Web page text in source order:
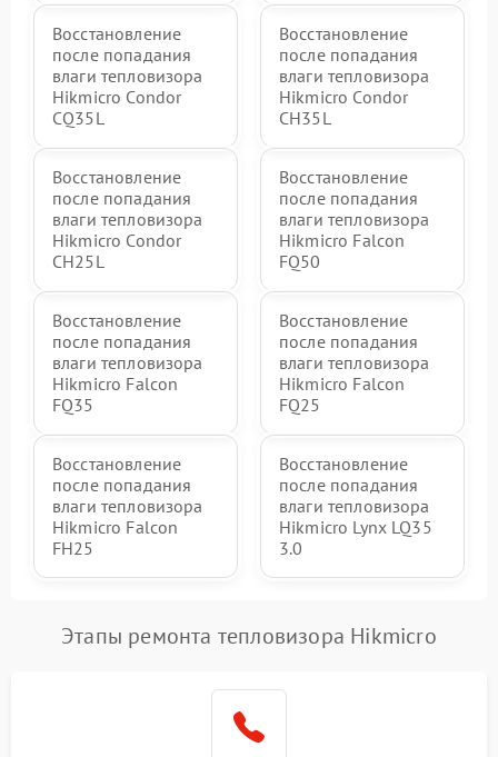
Восстановление
после попадания
влаги тепловизора
Hikmicro Condor
CQ35L
Восстановление
после попадания
влаги тепловизора
Hikmicro Condor
CH35L
Восстановление
после попадания
влаги тепловизора
Hikmicro Condor
CH25L
Восстановление
после попадания
влаги тепловизора
Hikmicro Falcon
FQ50
Восстановление
после попадания
влаги тепловизора
Hikmicro Falcon
FQ35
Восстановление
после попадания
влаги тепловизора
Hikmicro Falcon
FQ25
Восстановление
после попадания
влаги тепловизора
Hikmicro Falcon
FH25
Восстановление
после попадания
влаги тепловизора
Hikmicro Lynx LQ35
3.0
Этапы ремонта тепловизора Hikmicro